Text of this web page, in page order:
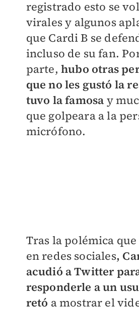
registrado esto se
virales y algunos
que Cardi B se
incluso de su fan.
parte, hubo otras
que no les gustó la
tuvo la famosa y
que golpeara a la
micrófono.
Tras la polémica que
en redes sociales,
acudió a Twitter
responderle a un
retó a mostrar el